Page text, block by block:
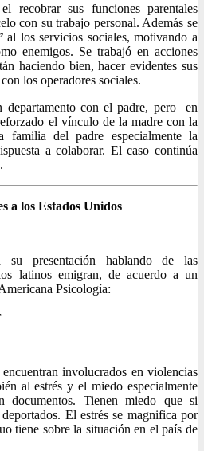
recobrar sus funciones parentales
con su trabajo personal. Además se
al los servicios sociales, motivando a
enemigos. Se trabajó en acciones
haciendo bien, hacer evidentes sus
los operadores sociales.
con el padre, pero en
el vínculo de la madre con la
familia del padre especialmente la
a colaborar. El caso continúa
a los Estados Unidos
presentación hablando de las
latinos emigran, de acuerdo a un
Psicología:
involucrados en violencias
al estrés y el miedo especialmente
documentos. Tienen miedo que si
El estrés se magnifica por
tiene sobre la situación en el país de